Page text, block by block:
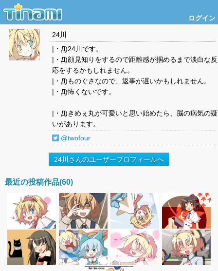
ログイン
24川
|・Д)24川です。
|・Д)顔見知りをするので距離感が掴めるまで淡白な反
応をするかもしれません。
|・Д)ものぐさなので、返事が遅いかもしれません。
|・Д)怖くないです。
|・Д)きめぇ丸が可愛いと思い始めたら、脳の病気の疑
いがあります。
@twofour
24川さんのユーザープロフィールへ
最近の投稿作品(60)